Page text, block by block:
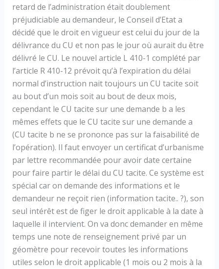
retard de l’administration était doublement
préjudiciable au demandeur, le Conseil d’Etat a
décidé que le droit en vigueur est celui du jour de la
délivrance du CU et non pas le jour où aurait du être
délivré le CU. Le nouvel article L 410-1 complété par
l’article R 410-12 prévoit qu’à l’expiration du délai
normal d’instruction nait toujours un CU tacite soit
au bout d’un mois soit au bout de deux mois,
cependant le CU tacite sur une demande b a les
mêmes effets que le CU tacite sur une demande a
(CU tacite b ne se prononce pas sur la faisabilité de
l’opération). Il faut envoyer un certificat d’urbanisme
par lettre recommandée pour avoir date certaine
pour faire partir le délai du CU tacite. Ce système est
spécial car on demande des informations et le
demandeur ne reçoit rien (information tacite.. ?), son
seul intérêt est de figer le droit applicable à la date à
laquelle il intervient. On va donc demander en même
temps une note de renseignement privé par un
géomètre pour recevoir toutes les informations
utiles selon le droit applicable (1 mois ou 2 mois à la